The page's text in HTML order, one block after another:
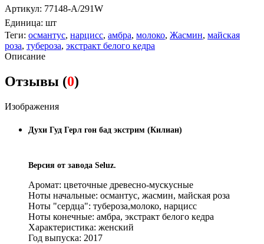
Артикул: 77148-A/291W
Единица: шт
Теги: османтус, нарцисс, амбра, молоко, Жасмин, майская
роза, тубероза, экстракт белого кедра
Описание
Отзывы (0)
Изображения
Духи Гуд Герл гон бад экстрим (Килиан)
Версия от завода Seluz.
Аромат: цветочные древесно-мускусные
Ноты начальные: османтус, жасмин, майская роза
Ноты "сердца": тубероза,молоко, нарцисс
Ноты конечные: амбра, экстракт белого кедра
Характеристика: женский
Год выпуска: 2017